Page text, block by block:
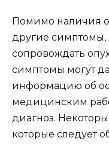
Помимо наличия
другие симптомы,
сопровождать
симптомы могут
информацию об
медицинским
диагноз.
которые следует